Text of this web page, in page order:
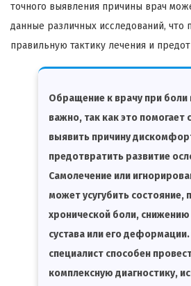
точного выявления причины врач
данные различных исследований, что
правильную тактику лечения и
Обращение к врачу при боли
важно, так как это помогает
выявить причину
предотвратить развитие
Самолечение или
может усугубить состояние,
хронической боли,
сустава или его
специалист способен
комплексную диагностику,